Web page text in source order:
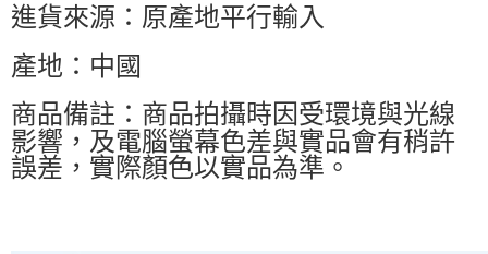
進貨來源：原產地平行輸入
產地：中國
商品備註：商品拍攝時因受環境與光線
影響，及電腦螢幕色差與實品會有稍許
誤差，實際顏色以實品為準。